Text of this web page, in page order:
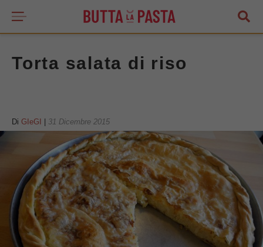
Torta salata di riso
Di GIeGI 31 Dicembre 2015